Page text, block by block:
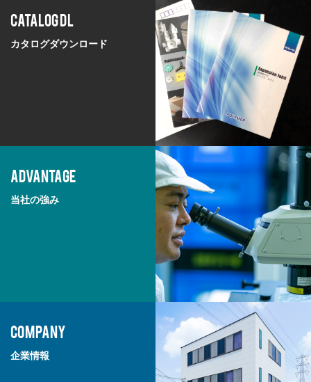
CATALOG DL
カタログダウンロード
ADVANTAGE
当社の強み
COMPANY
企業情報